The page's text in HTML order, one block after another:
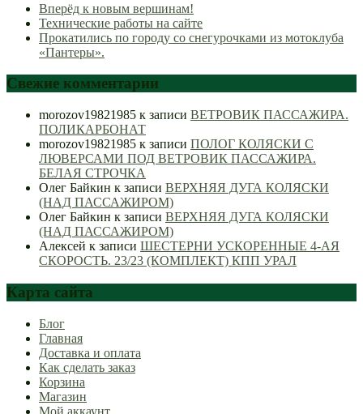
Вперёд к новым вершинам!
Технические работы на сайте
Прокатились по городу со снегурочками из мотоклуба
«Пантеры».
Свежие комментарии
morozov19821985 к записи ВЕТРОВИК ПАССАЖИРА.
ПОЛИКАРБОНАТ
morozov19821985 к записи ПОЛОГ КОЛЯСКИ С
ЛЮВЕРСАМИ ПОД ВЕТРОВИК ПАССАЖИРА.
БЕЛАЯ СТРОЧКА
Олег Байкин к записи ВЕРХНЯЯ ДУГА КОЛЯСКИ
(НАД ПАССАЖИРОМ)
Олег Байкин к записи ВЕРХНЯЯ ДУГА КОЛЯСКИ
(НАД ПАССАЖИРОМ)
Алексей к записи ШЕСТЕРНИ УСКОРЕННЫЕ 4-АЯ
СКОРОСТЬ. 23/23 (КОМПЛЕКТ) КПП УРАЛ
Карта сайта
Блог
Главная
Доставка и оплата
Как сделать заказ
Корзина
Магазин
Мой аккаунт